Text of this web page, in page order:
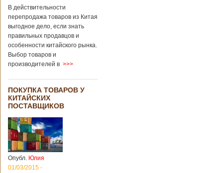
В действительности
перепродажа товаров из Китая
выгодное дело, если знать
правильных продавцов и
особенности китайского рынка.
Выбор товаров и
производителей в >>>
ПОКУПКА ТОВАРОВ У
КИТАЙСКИХ
ПОСТАВЩИКОВ
Опубл. Юлия
01/03/2015 -